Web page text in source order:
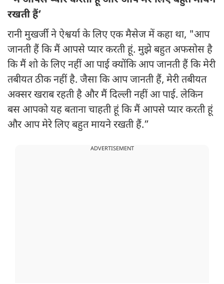
रखती हैं’
रानी मुखर्जी ने ऐश्वर्या के लिए एक मैसेज में कहा था, "आप
जानती हैं कि मैं आपसे प्यार करती हूं. मुझे बहुत अफसोस है
कि मैं शो के लिए नहीं आ पाई क्योंकि आप जानती हैं कि मेरी
तबीयत ठीक नहीं है. जैसा कि आप जानती हैं, मेरी तबीयत
अक्सर खराब रहती है और मैं दिल्ली नहीं आ पाई. लेकिन
बस आपको यह बताना चाहती हूं कि मैं आपसे प्यार करती हूं
और आप मेरे लिए बहुत मायने रखती हैं.”
ADVERTISEMENT